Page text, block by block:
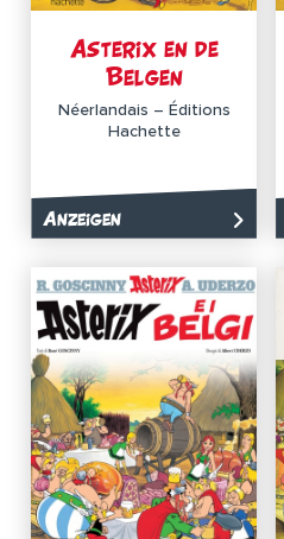
Asterix en de
Belgen
Néerlandais – Éditions
Hachette
Anzeigen